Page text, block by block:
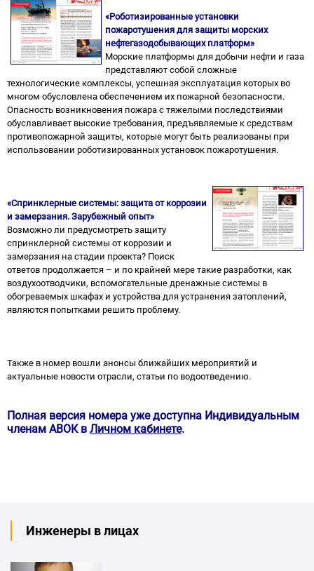
«Роботизированные установки
пожаротушения для защиты морских
нефтегазодобывающих платформ»
Морские платформы для добычи нефти и газа
представляют собой сложные
технологические комплексы, успешная эксплуатация которых во
многом обусловлена обеспечением их пожарной безопасности.
Опасность возникновения пожара с тяжелыми последствиями
обуславливает высокие требования, предъявляемые к средствам
противопожарной защиты, которые могут быть реализованы при
использовании роботизированных установок пожаротушения.
«Спринклерные системы: защита от коррозии
и замерзания. Зарубежный опыт»
Возможно ли предусмотреть защиту
спринклерной системы от коррозии и
замерзания на стадии проекта? Поиск
ответов продолжается – и по крайней мере такие разработки, как
воздухоотводчики, вспомогательные дренажные системы в
обогреваемых шкафах и устройства для устранения затоплений,
являются попытками решить проблему.
Также в номер вошли анонсы ближайших мероприятий и
актуальные новости отрасли, статьи по водоотведению.
Полная версия номера уже доступна Индивидуальным
членам АВОК в Личном кабинете.
Инженеры в лицах